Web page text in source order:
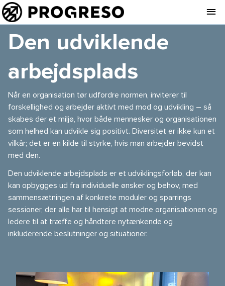
Den udviklende
arbejdsplads
Når en organisation tør udfordre normen, inviterer til
forskellighed og arbejder aktivt med mod og udvikling – så
skabes der et miljø, hvor både mennesker og organisationen
som helhed kan udvikle sig positivt. Diversitet er ikke kun et
vilkår; det er en kilde til styrke, hvis man arbejder bevidst
med den.
Den udviklende arbejdsplads er et udviklingsforløb, der kan
kan opbygges ud fra individuelle ønsker og behov, med
sammensætningen af konkrete moduler og sparrings
sessioner, der alle har til hensigt at modne organisationen og
ledere til at træffe og håndtere nytænkende og
inkluderende beslutninger og situationer.